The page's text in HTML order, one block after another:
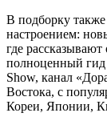
В подборку
настроением:
где
полноценный гид
Show, канал
Востока, с
Кореи, Японии,